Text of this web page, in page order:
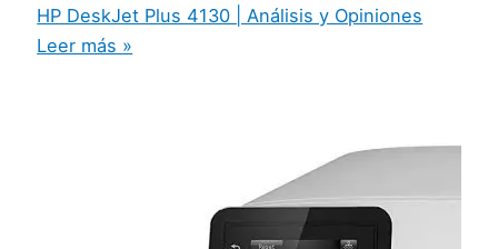
HP DeskJet Plus 4130 | Análisis y Opiniones
Leer más »